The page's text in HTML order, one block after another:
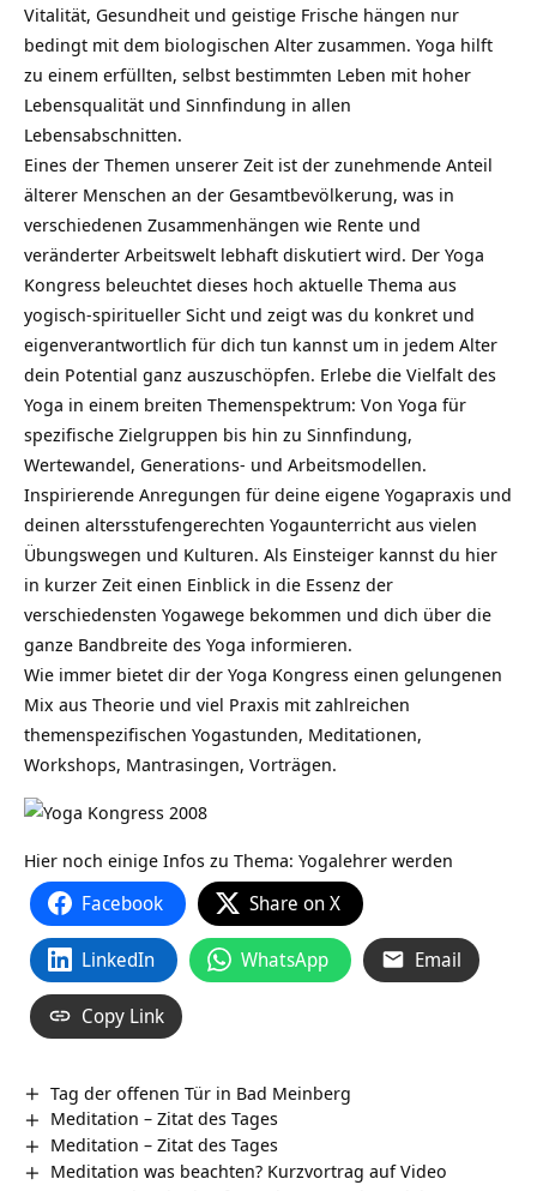
Vitalität, Gesundheit und geistige Frische hängen nur
bedingt mit dem biologischen Alter zusammen. Yoga hilft
zu einem erfüllten, selbst bestimmten Leben mit hoher
Lebensqualität und Sinnfindung in allen
Lebensabschnitten.
Eines der Themen unserer Zeit ist der zunehmende Anteil
älterer Menschen an der Gesamtbevölkerung, was in
verschiedenen Zusammenhängen wie Rente und
veränderter Arbeitswelt lebhaft diskutiert wird. Der Yoga
Kongress beleuchtet dieses hoch aktuelle Thema aus
yogisch-spiritueller Sicht und zeigt was du konkret und
eigenverantwortlich für dich tun kannst um in jedem Alter
dein Potential ganz auszuschöpfen. Erlebe die Vielfalt des
Yoga in einem breiten Themenspektrum: Von Yoga für
spezifische Zielgruppen bis hin zu Sinnfindung,
Wertewandel, Generations- und Arbeitsmodellen.
Inspirierende Anregungen für deine eigene Yogapraxis und
deinen altersstufengerechten Yogaunterricht aus vielen
Übungswegen und Kulturen. Als Einsteiger kannst du hier
in kurzer Zeit einen Einblick in die Essenz der
verschiedensten Yogawege bekommen und dich über die
ganze Bandbreite des Yoga informieren.
Wie immer bietet dir der Yoga Kongress einen gelungenen
Mix aus Theorie und viel Praxis mit zahlreichen
themenspezifischen Yogastunden, Meditationen,
Workshops, Mantrasingen, Vorträgen.
Hier noch einige Infos zu Thema: Yogalehrer werden
Facebook Share on X
LinkedIn WhatsApp Email
Copy Link
Tag der offenen Tür in Bad Meinberg
Meditation – Zitat des Tages
Meditation – Zitat des Tages
Meditation was beachten? Kurzvortrag auf Video